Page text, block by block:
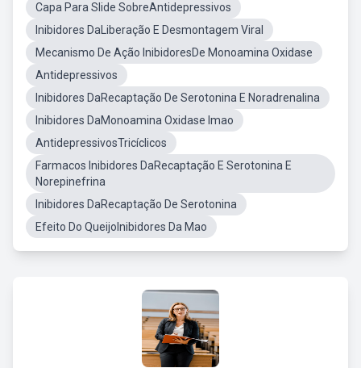
Capa Para Slide SobreAntidepressivos
Inibidores DaLiberação E Desmontagem Viral
Mecanismo De Ação InibidoresDe Monoamina Oxidase
Antidepressivos
Inibidores DaRecaptação De Serotonina E Noradrenalina
Inibidores DaMonoamina Oxidase Imao
AntidepressivosTricíclicos
Farmacos Inibidores DaRecaptação E Serotonina E
Norepinefrina
Inibidores DaRecaptação De Serotonina
Efeito Do QueijoInibidores Da Mao